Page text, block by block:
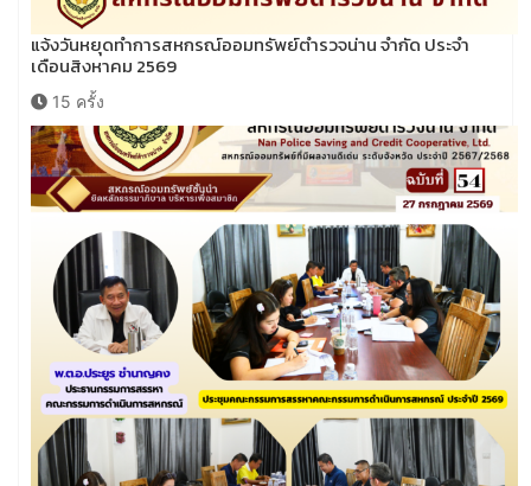
แจ้งวันหยุดทำการสหกรณ์ออมทรัพย์ตำรวจน่าน จำกัด ประจำ
เดือนสิงหาคม 2569
15 ครั้ง